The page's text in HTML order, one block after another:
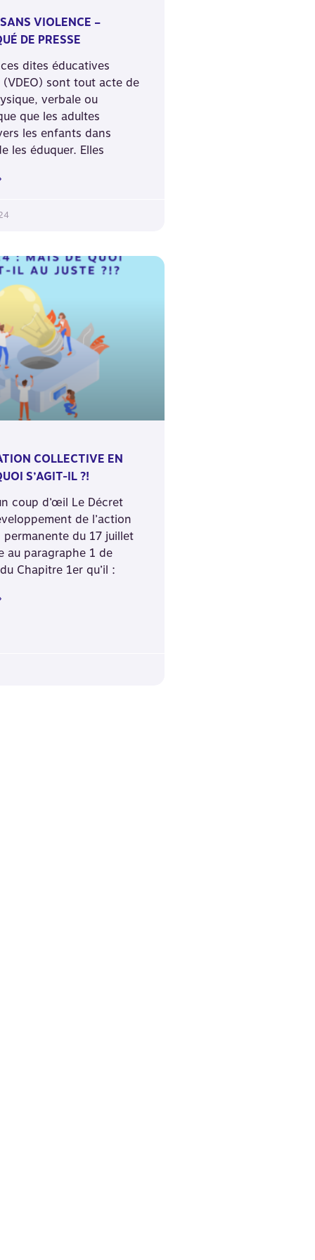
VIOLENCE –
DE PRESSE
dites éducatives
(VDEO) sont tout acte de
verbale ou
que les adultes
les enfants dans
les éduquer. Elles
COLLECTIVE EN
S’AGIT-IL ?!
coup d’œil Le Décret
de l’action
permanente du 17 juillet
au paragraphe 1 de
Chapitre 1er qu’il :